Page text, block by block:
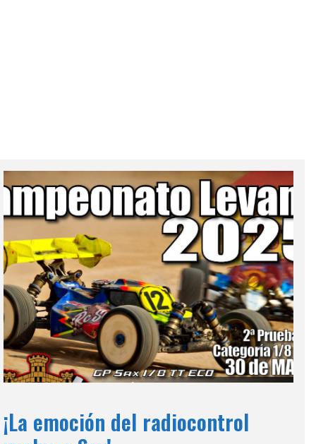
¡La emoción del radiocontrol